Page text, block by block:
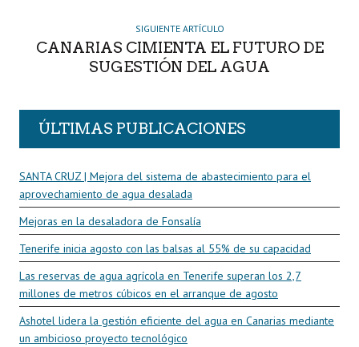
SIGUIENTE ARTÍCULO
CANARIAS CIMIENTA EL FUTURO DE
SUGESTIÓN DEL AGUA
ÚLTIMAS PUBLICACIONES
SANTA CRUZ | Mejora del sistema de abastecimiento para el
aprovechamiento de agua desalada
Mejoras en la desaladora de Fonsalía
Tenerife inicia agosto con las balsas al 55% de su capacidad
Las reservas de agua agrícola en Tenerife superan los 2,7
millones de metros cúbicos en el arranque de agosto
Ashotel lidera la gestión eficiente del agua en Canarias mediante
un ambicioso proyecto tecnológico